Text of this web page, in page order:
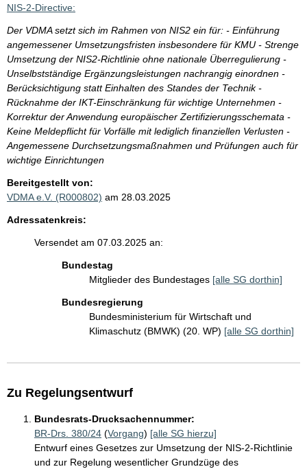
NIS-2-Directive:
Der VDMA setzt sich im Rahmen von NIS2 ein für: - Einführung
angemessener Umsetzungsfristen insbesondere für KMU - Strenge
Umsetzung der NIS2-Richtlinie ohne nationale Überregulierung -
Unselbstständige Ergänzungsleistungen nachrangig einordnen -
Berücksichtigung statt Einhalten des Standes der Technik -
Rücknahme der IKT-Einschränkung für wichtige Unternehmen -
Korrektur der Anwendung europäischer Zertifizierungsschemata -
Keine Meldepflicht für Vorfälle mit lediglich finanziellen Verlusten -
Angemessene Durchsetzungsmaßnahmen und Prüfungen auch für
wichtige Einrichtungen
Bereitgestellt von:
VDMA e.V. (R000802) am 28.03.2025
Adressatenkreis:
Versendet am 07.03.2025 an:
Bundestag
Mitglieder des Bundestages [alle SG dorthin]
Bundesregierung
Bundesministerium für Wirtschaft und
Klimaschutz (BMWK) (20. WP) [alle SG dorthin]
Zu Regelungsentwurf
Bundesrats-Drucksachennummer:
BR-Drs. 380/24 (Vorgang) [alle SG hierzu]
Entwurf eines Gesetzes zur Umsetzung der NIS-2-Richtlinie
und zur Regelung wesentlicher Grundzüge des